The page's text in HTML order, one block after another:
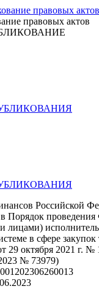
правовых актов
Российской
Порядок проведения
в сфере
29 октября 2021 г. №
№ 73979)